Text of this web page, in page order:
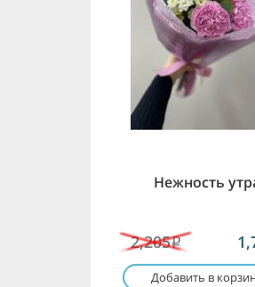
Нежность
2,205i
Добавить в